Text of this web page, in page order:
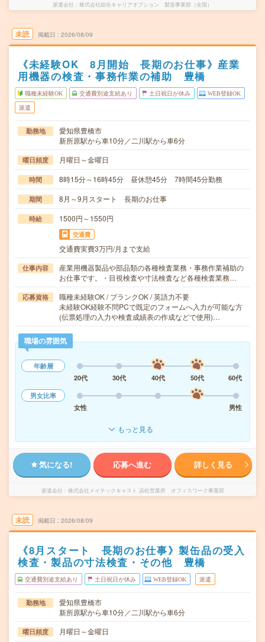
派遣会社 株式会社綜合キャリアオプション 製造事業部（全国）
未読 掲載日 2026/08/09
《未経験OK 8月開始 長期のお仕事》産業
用機器の検査・事務作業の補助 豊橋
職種未経験OK 交通費別途支給あり 土日祝日が休み WEB登録OK
派遣
勤務地
愛知県豊橋市
新所原駅から車10分／二川駅から車6分
曜日頻度 月曜日～金曜日
時間 8時15分～16時45分 昼休憩45分 7時間45分勤務
期間 8月～9月スタート 長期のお仕事
時給 1500円～1550円
交通費
交通費実費3万円/月まで支給
仕事内容
産業用機器製品や部品類の各種検査業務・事務作業補助の
お仕事です。・目視検査や寸法検査など各種検査業務…
応募資格
職種未経験OK / ブランクOK / 英語力不要
未経験OK経験不問PCで既定のフォームへ入力が可能な方
(伝票処理の入力や検査成績表の作成などで使用)…
職場の雰囲気
年齢層
20代
30代 40代 50代
60代
男女比率
女性
男性
もっと見る
気になる! 応募へ進む 詳しく見る
派遣会社 株式会社メイテックキャスト 浜松営業所 オフィスワーク事業部
未読 掲載日 2026/08/09
《8月スタート 長期のお仕事》製缶品の受入
検査・製品の寸法検査・その他 豊橋
交通費別途支給あり 土日祝日が休み WEB登録OK 派遣
勤務地
愛知県豊橋市
新所原駅から車10分／二川駅から車6分
曜日頻度 月曜日～金曜日